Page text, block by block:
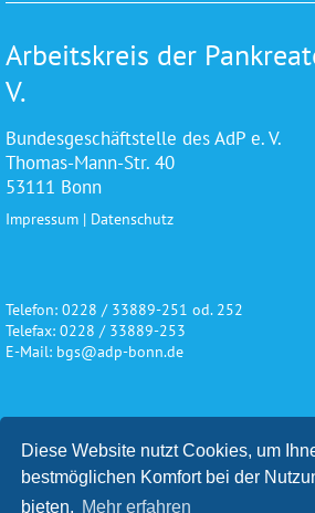
Diese Website nutzt Cookies, um
bestmöglichen Komfort bei der
bieten. Mehr erfahren
Arbeitskreis der
V.
Bundesgeschäftstelle des AdP e. V.
Thomas-Mann-Str. 40
53111 Bonn
Impressum | Datenschutz
Telefon: 0228 / 33889-251 od. 252
Telefax: 0228 / 33889-253
E-Mail: bgs@adp-bonn.de
Wir danken für die freundliche
Unterstützung und Förderung